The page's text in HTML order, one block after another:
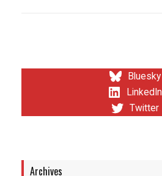
Bluesky
LinkedIn
Twitter
Archives